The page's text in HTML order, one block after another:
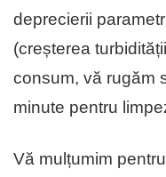
deprecierii
(creșterea
consum, vă rugăm
minute pentru
Vă mulțumim